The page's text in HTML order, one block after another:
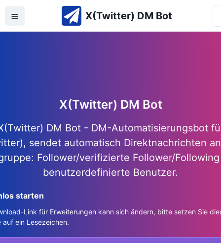
X(Twitter) DM Bot
X(Twitter) DM Bot
DM Bot - DM-Automatisierungsbot
sendet automatisch Direktnachrichten
Follower/verifizierte Follower/
benutzerdefinierte Benutzer.
starten
Link für Erweiterungen kann sich ändern, bitte setzen Sie
auf ein Lesezeichen.